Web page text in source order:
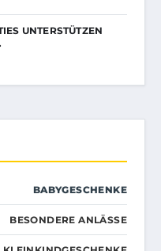
UNTERSTÜTZEN
BABYGESCHENKE
BESONDERE ANLÄSSE